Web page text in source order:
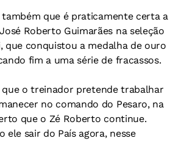
também que é praticamente certa a
Roberto Guimarães na seleção
que conquistou a medalha de ouro
fim a uma série de fracassos.
que o treinador pretende trabalhar
no comando do Pesaro, na
que o Zé Roberto continue.
ele sair do País agora, nesse